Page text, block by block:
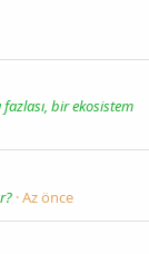
bir ekosistem
Az önce